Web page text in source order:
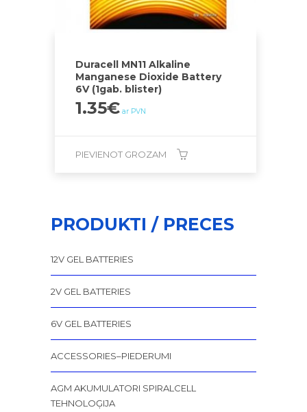
Duracell MN11 Alkaline
Manganese Dioxide Battery
6V (1gab. blister)
1.35€ ar PVN
PIEVIENOT GROZAM
PRODUKTI / PRECES
12V GEL BATTERIES
2V GEL BATTERIES
6V GEL BATTERIES
ACCESSORIES–PIEDERUMI
AGM AKUMULATORI SPIRALCELL
TEHNOLOĢIJA